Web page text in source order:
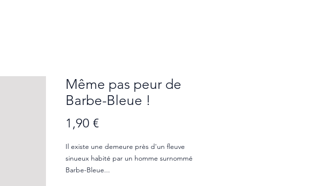
Même pas peur de
Barbe-Bleue !
1,90 €Prix
Il existe une demeure près d'un fleuve
sinueux habité par un homme surnommé
Barbe-Bleue...